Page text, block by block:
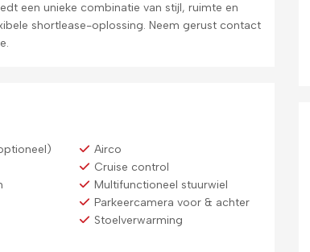
een unieke combinatie van stijl, ruimte en
shortlease-oplossing. Neem gerust contact
Airco
Cruise control
Multifunctioneel stuurwiel
Parkeercamera voor & achter
Stoelverwarming